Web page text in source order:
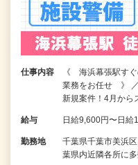
仕事内容
《 海浜幕張駅す
業務をお任せ 》
新規案件！4月から
給与 日給9,600円〜日給
勤務地
千葉県千葉市美浜
葉県内近隣各所に多